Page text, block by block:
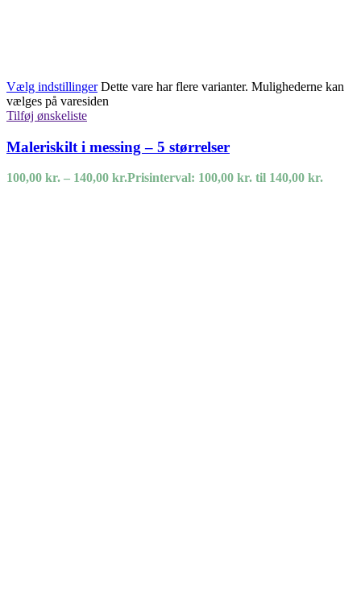
Vælg indstillinger Dette vare har flere varianter. Mulighederne kan
vælges på varesiden
Tilføj ønskeliste
Maleriskilt i messing – 5 størrelser
100,00 kr. – 140,00 kr.Prisinterval: 100,00 kr. til 140,00 kr.